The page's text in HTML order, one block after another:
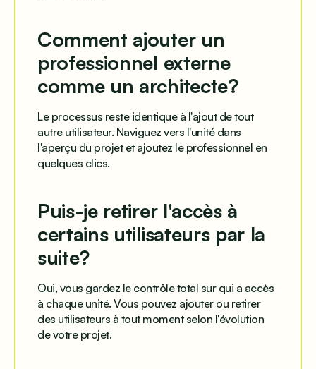
Comment ajouter un
professionnel externe
comme un architecte?
Le processus reste identique à l'ajout de tout
autre utilisateur. Naviguez vers l'unité dans
l'aperçu du projet et ajoutez le professionnel en
quelques clics.
Puis-je retirer l'accès à
certains utilisateurs par la
suite?
Oui, vous gardez le contrôle total sur qui a accès
à chaque unité. Vous pouvez ajouter ou retirer
des utilisateurs à tout moment selon l'évolution
de votre projet.